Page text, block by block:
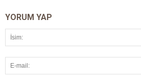
YORUM YAP